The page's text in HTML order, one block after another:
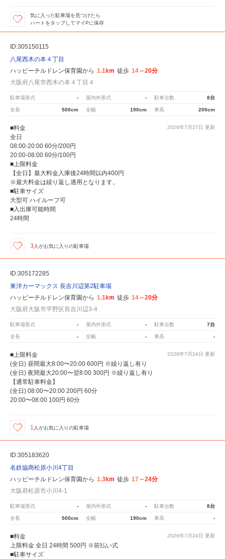
気に入った駐車場を見つけたら
ハートをタップしてマイPに保存
ID:305150115
八尾西木の本４丁目
ハッピーチルドレン保育園から 1.1km 徒歩 14～20分
大阪府八尾市西木の本４丁目４
駐車場形式 - 屋内外形式 - 駐車台数 8台
全長 500cm 全幅 190cm 車高 200cm
2026年7月27日 更新
■料金
全日
08:00-20:00 60分/200円
20:00-08:00 60分/100円
■上限料金
【全日】最大料金入庫後24時間以内400円
※最大料金は繰り返し適用となります。
■駐車サイズ
大型可 ハイルーフ可
■入出庫可能時間
24時間
3人がお気に入りの駐車場
ID:305172285
東洋カーマックス 長吉川辺第2駐車場
ハッピーチルドレン保育園から 1.1km 徒歩 14～20分
大阪府大阪市平野区長吉川辺3-4
駐車場形式 - 屋内外形式 - 駐車台数 7台
全長 - 全幅 - 車高 -
2026年7月24日 更新
■上限料金
(全日) 昼間最大8:00〜20:00 600円 ※繰り返し有り
(全日) 夜間最大20:00〜翌8:00 300円 ※繰り返し有り
【通常駐車料金】
(全日) 08:00〜20:00 200円 60分
20:00〜08:00 100円 60分
1 人がお気に入りの駐車場
ID:305183620
名鉄協商松原小川4丁目
ハッピーチルドレン保育園から 1.3km 徒歩 17～24分
大阪府松原市小川4-1
駐車場形式 - 屋内外形式 - 駐車台数 8台
全長 500cm 全幅 190cm 車高 -
2026年7月24日 更新
■料金
上限料金 全日 24時間 500円 ※前払い式
■駐車サイズ